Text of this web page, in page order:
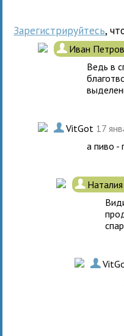
Зарегистрируйтесь,
. Иван
Ведь в
. VitGot 17
а пиво -
.
.